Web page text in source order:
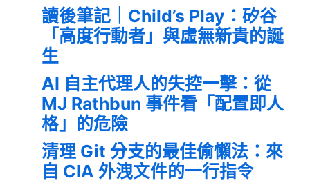
讀後筆記｜Child’s Play：矽谷
「高度行動者」與虛無新貴的誕
生
AI 自主代理人的失控一擊：從
MJ Rathbun 事件看「配置即人
格」的危險
清理 Git 分支的最佳偷懶法：來
自 CIA 外洩文件的一行指令